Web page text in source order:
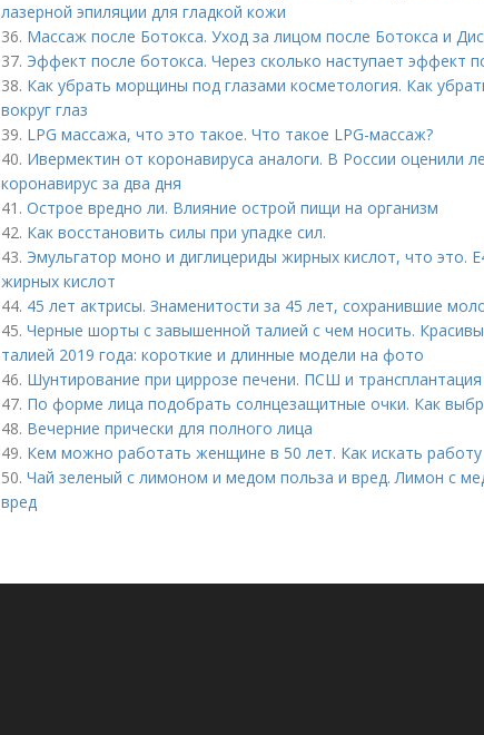
лазерной эпиляции для гладкой кожи
36. Массаж после Ботокса. Уход за лицом после Ботокса и
37. Эффект после ботокса. Через сколько наступает эффект
38. Как убрать морщины под глазами косметология. Как
вокруг глаз
39. LPG массажа, что это такое. Что такое LPG-массаж?
40. Ивермектин от коронавируса аналоги. В России оценили
коронавирус за два дня
41. Острое вредно ли. Влияние острой пищи на организм
42. Как восстановить силы при упадке сил.
43. Эмульгатор моно и диглицериды жирных кислот, что это.
жирных кислот
44. 45 лет актрисы. Знаменитости за 45 лет, сохранившие
45. Черные шорты с завышенной талией с чем носить.
талией 2019 года: короткие и длинные модели на фото
46. Шунтирование при циррозе печени. ПСШ и трансплантация
47. По форме лица подобрать солнцезащитные очки. Как
48. Вечерние прически для полного лица
49. Кем можно работать женщине в 50 лет. Как искать работу
50. Чай зеленый с лимоном и медом польза и вред. Лимон с
вред